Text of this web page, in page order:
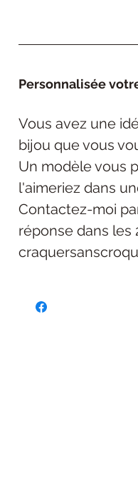
Personnalisée
Vous avez une
bijou que vous
Un modèle vous
l'aimeriez dans
Contactez-moi
réponse dans les